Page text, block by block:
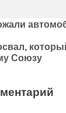
Союзу